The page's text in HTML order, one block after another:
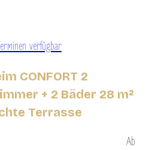
verfügbar
CONFORT 2
+ 2 Bäder 28 m²
Terrasse
Ab